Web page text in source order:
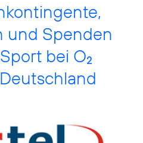
und Spenden
bei O2